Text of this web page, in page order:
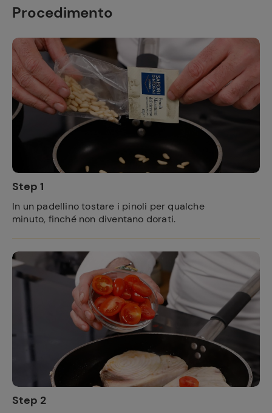
Procedimento
Step 1
In un padellino tostare i pinoli per qualche
minuto, finché non diventano dorati.
Step 2